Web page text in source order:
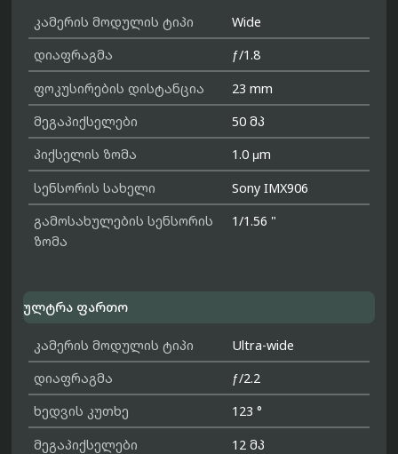
კამერის მოდულის ტიპი
Wide
დიაფრაგმა
ƒ/1.8
ფოკუსირების დისტანცია
23 mm
მეგაპიქსელები
50 მპ
პიქსელის ზომა
1.0 μm
სენსორის სახელი
Sony IMX906
გამოსახულების სენსორის
ზომა
1/1.56 "
ულტრა ფართო
კამერის მოდულის ტიპი
Ultra-wide
დიაფრაგმა
ƒ/2.2
ხედვის კუთხე
123 °
მეგაპიქსელები
12 მპ